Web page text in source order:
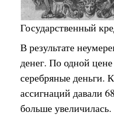
Государственный
В результате
денег. По одной
серебряные деньги.
ассигнаций давали
больше